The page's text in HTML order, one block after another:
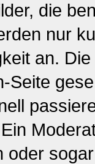
die
nur
an.
Seite
oder